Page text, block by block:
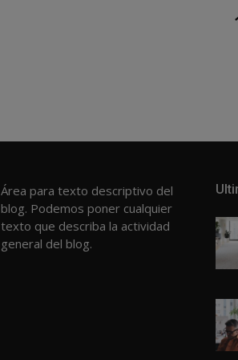
Área para texto descriptivo del
blog. Podemos poner cualquier
texto que describa la actividad
general del blog.